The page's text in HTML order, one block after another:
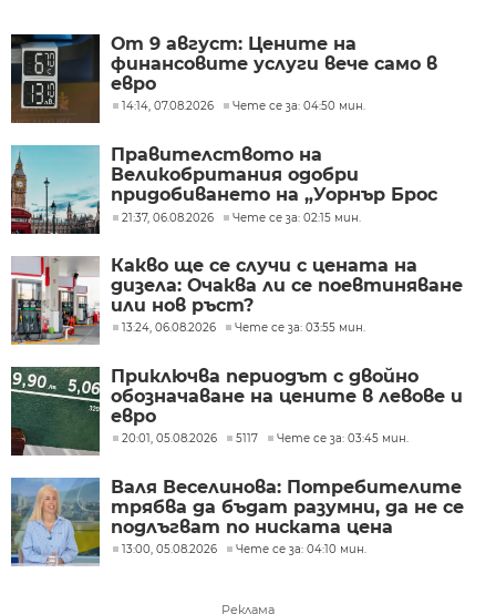
От 9 август: Цените на
финансовите услуги вече само в
евро
14:14, 07.08.2026 Чете се за: 04:50 мин.
Правителството на
Великобритания одобри
придобиването на „Уорнър Брос
Дискавъри“ от „Парамаунт“ за 110
21:37, 06.08.2026 Чете се за: 02:15 мин.
Какво ще се случи с цената на
дизела: Очаква ли се поевтиняване
или нов ръст?
13:24, 06.08.2026 Чете се за: 03:55 мин.
Приключва периодът с двойно
обозначаване на цените в левове и
евро
20:01, 05.08.2026 5117 Чете се за: 03:45 мин.
Валя Веселинова: Потребителите
трябва да бъдат разумни, да не се
подлъгват по ниската цена
13:00, 05.08.2026 Чете се за: 04:10 мин.
Реклама